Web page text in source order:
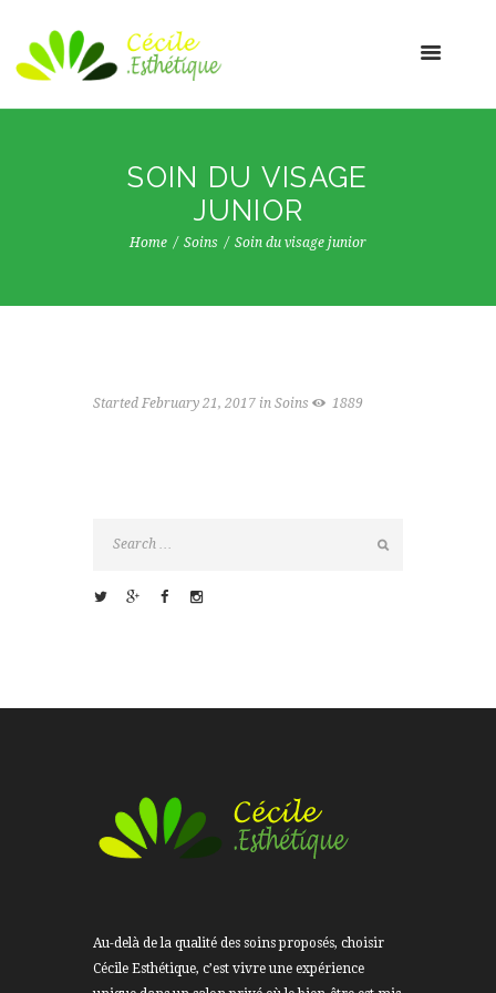
SOIN DU VISAGE
JUNIOR
Home Soins Soin du visage junior
Started February 21, 2017 in Soins 1889
Au-delà de la qualité des soins proposés, choisir
Cécile Esthétique, c’est vivre une expérience